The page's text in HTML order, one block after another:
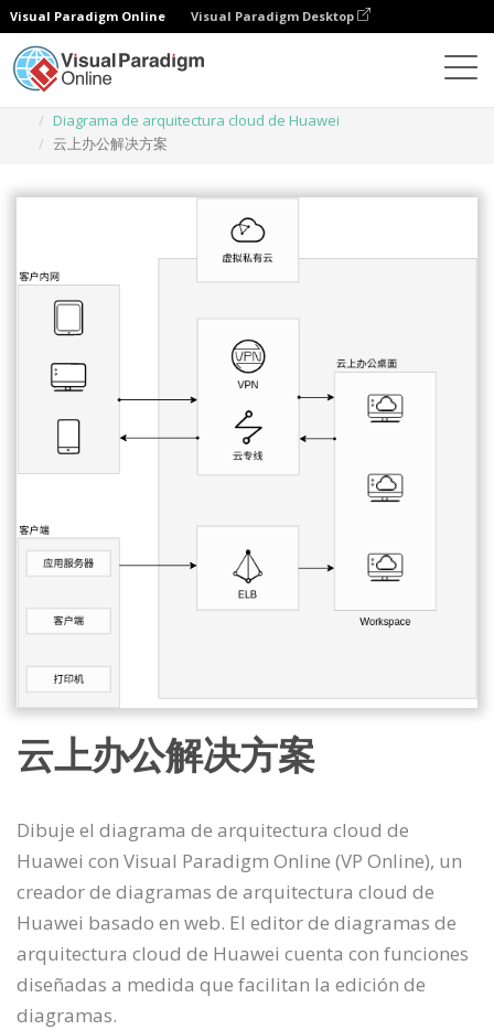
Visual Paradigm Online Visual Paradigm Desktop
Diagrama de arquitectura cloud de Huawei
云上办公解决方案
云上办公解决方案
Dibuje el diagrama de arquitectura cloud de
Huawei con Visual Paradigm Online (VP Online), un
creador de diagramas de arquitectura cloud de
Huawei basado en web. El editor de diagramas de
arquitectura cloud de Huawei cuenta con funciones
diseñadas a medida que facilitan la edición de
diagramas.